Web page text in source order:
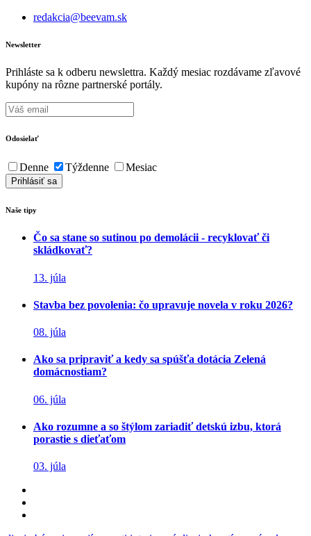
redakcia@beevam.sk
Newsletter
Prihláste sa k odberu newslettra. Každý mesiac rozdávame zľavové
kupóny na rôzne partnerské portály.
Odosielať
Denne Týždenne Mesiac
Naše tipy
Čo sa stane so sutinou po demolácii - recyklovať či
skládkovať?
13. júla
Stavba bez povolenia: čo upravuje novela v roku 2026?
08. júla
Ako sa pripraviť a kedy sa spúšťa dotácia Zelená
domácnostiam?
06. júla
Ako rozumne a so štýlom zariadiť detskú izbu, ktorá
porastie s dieťaťom
03. júla